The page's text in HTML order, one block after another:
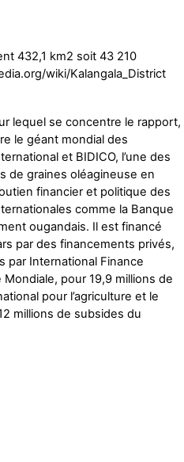
432,1 km2 soit 43 210
wiki/Kalangala_District
lequel se concentre le rapport,
le géant mondial des
et BIDICO, l’une des
de graines oléagineuse en
financier et politique des
comme la Banque
ougandais. Il est financé
par des financements privés,
par International Finance
pour 19,9 millions de
pour l’agriculture et le
millions de subsides du